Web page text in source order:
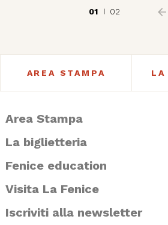
01 02
AREA STAMPA LA
Area Stampa
La biglietteria
Fenice education
Visita La Fenice
Iscriviti alla newsletter